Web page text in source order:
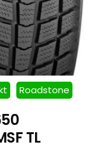
Roadstone
TL